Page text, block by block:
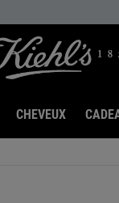
CHEVEUX